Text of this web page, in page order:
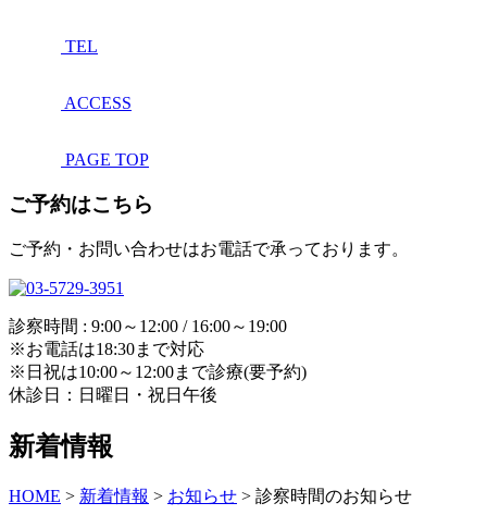
TEL
ACCESS
PAGE TOP
ご予約はこちら
ご予約・お問い合わせはお電話で承っております。
診察時間 : 9:00～12:00 / 16:00～19:00
※お電話は18:30まで対応
※日祝は10:00～12:00まで診療(要予約)
休診日：日曜日・祝日午後
新着情報
HOME > 新着情報 > お知らせ > 診察時間のお知らせ